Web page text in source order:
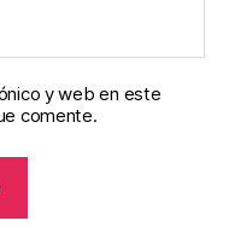
y web en este
comente.